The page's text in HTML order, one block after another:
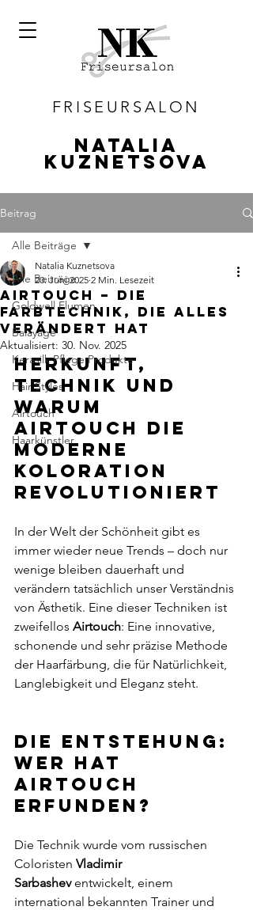
FRISEURSALON
Natalia
Kuznetsova
Beitrag
Alle Beiträge
Goldwell Elumen
Balayage
Kerasilk Pflege Produkte
Hair Styles
Airtouch
Haarkünstler
Alle Beiträge
Airtouch – Die
Farbtechnik, die alles
verändert hat
Natalia Kuznetsova
20. Juni 2025 2 Min. Lesezeit
Aktualisiert: 30. Nov. 2025
Herkunft,
Technik und
warum
Airtouch die
moderne
Koloration
revolutioniert
In der Welt der Schönheit gibt es
immer wieder neue Trends – doch nur
wenige bleiben dauerhaft und
verändern tatsächlich unser Verständnis
von Ästhetik. Eine dieser Techniken ist
zweifellos Airtouch: Eine innovative,
schonende und sehr präzise Methode
der Haarfärbung, die für Natürlichkeit,
Langlebigkeit und Eleganz steht.
Die Entstehung:
Wer hat
Airtouch
erfunden?
Die Technik wurde vom russischen
Coloristen Vladimir
Sarbashev entwickelt, einem
international bekannten Trainer und